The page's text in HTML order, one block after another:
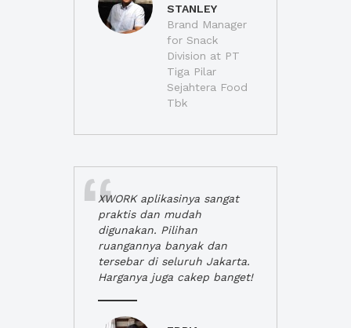
STANLEY
Brand Manager
for Snack
Division at PT
Tiga Pilar
Sejahtera Food
Tbk
XWORK aplikasinya sangat
praktis dan mudah
digunakan. Pilihan
ruangannya banyak dan
tersebar di seluruh Jakarta.
Harganya juga cakep banget!